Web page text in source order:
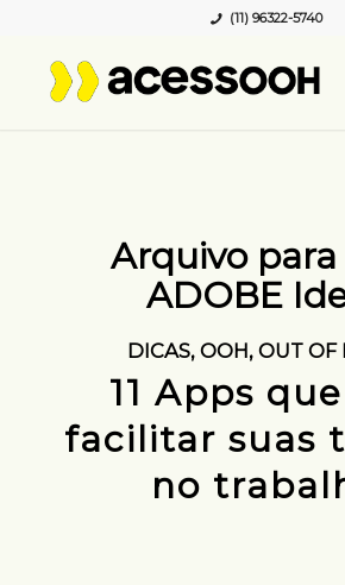
(11) 96322-5740
Arquivo para
ADOBE
DICAS, OOH, OUT OF
11 Apps
facilitar suas
no